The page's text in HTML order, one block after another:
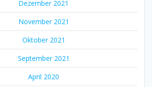
Dezember 2021
November 2021
Oktober 2021
September 2021
April 2020